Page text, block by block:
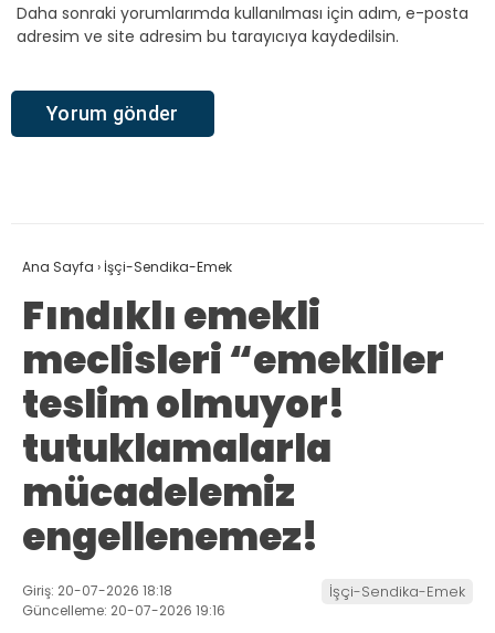
Daha sonraki yorumlarımda kullanılması için adım, e-posta
adresim ve site adresim bu tarayıcıya kaydedilsin.
Ana Sayfa › İşçi-Sendika-Emek
Fındıklı emekli
meclisleri “emekliler
teslim olmuyor!
tutuklamalarla
mücadelemiz
engellenemez!
Giriş: 20-07-2026 18:18
Güncelleme: 20-07-2026 19:16
İşçi-Sendika-Emek